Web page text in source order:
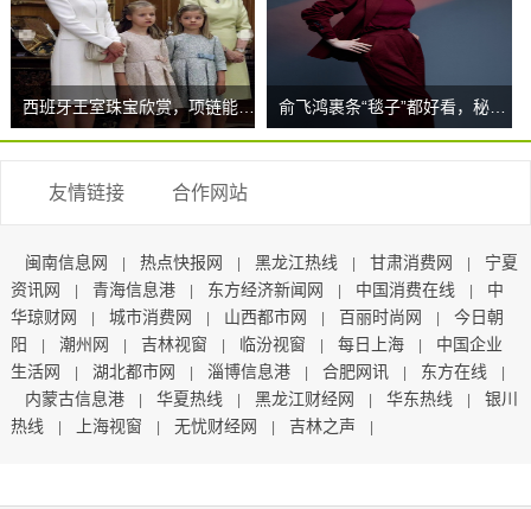
西班牙王室珠宝欣赏，项链能拆卸成手镯
友情链接 合作网站
闽南信息网 热点快报网 黑龙江热线 甘肃消费网
宁夏
资讯网
青海信息港 东方经济新闻网 中国消费在线
中
华琼财网
城市消费网 山西都市网 百丽时尚网
今日朝
阳
潮州网 吉林视窗 临汾视窗 每日上海
中国企业
生活网
湖北都市网 淄博信息港 合肥网讯 东方在线
内蒙古信息港 华夏热线 黑龙江财经网 华东热线
银川
热线
上海视窗 无忧财经网 吉林之声